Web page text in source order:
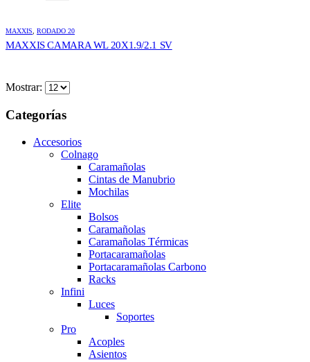
MAXXIS, RODADO 20
MAXXIS CAMARA WL 20X1.9/2.1 SV
Mostrar:
Categorías
Accesorios
Colnago
Caramañolas
Cintas de Manubrio
Mochilas
Elite
Bolsos
Caramañolas
Caramañolas Térmicas
Portacaramañolas
Portacaramañolas Carbono
Racks
Infini
Luces
Soportes
Pro
Acoples
Asientos